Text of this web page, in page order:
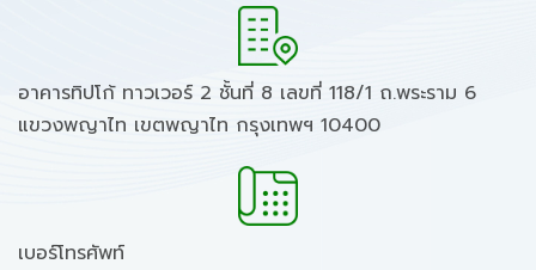
อาคารทิปโก้ ทาวเวอร์ 2 ชั้นที่ 8 เลขที่ 118/1 ถ.พระราม 6
แขวงพญาไท เขตพญาไท กรุงเทพฯ 10400
เบอร์โทรศัพท์